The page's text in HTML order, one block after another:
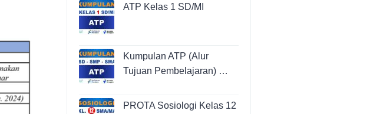
ATP Kelas 1 SD/MI
Kumpulan ATP (Alur
Tujuan Pembelajaran) …
PROTA Sosiologi Kelas 12